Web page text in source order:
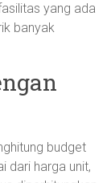
yang ada
banyak
budget
dari harga unit,